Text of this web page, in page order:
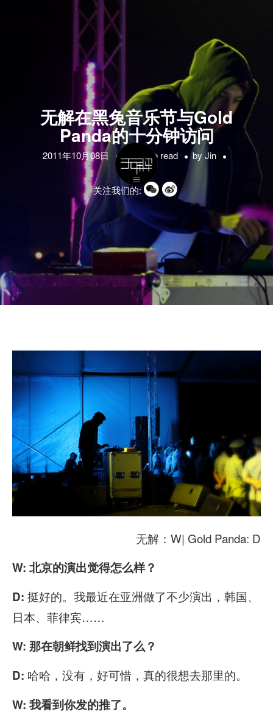
无解在黑兔音乐节与Gold
Panda的十分钟访问
2011年10月08日 1 minute read by Jin
关注我们的:
无解：W| Gold Panda: D
W: 北京的演出觉得怎么样？
D: 挺好的。我最近在亚洲做了不少演出，韩国、
日本、菲律宾……
W: 那在朝鲜找到演出了么？
D: 哈哈，没有，好可惜，真的很想去那里的。
W: 我看到你发的推了。